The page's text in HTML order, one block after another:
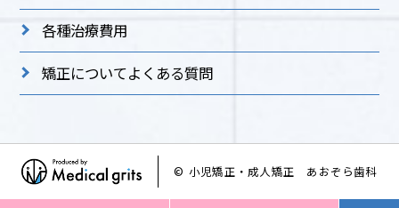
各種治療費用
矯正についてよくある質問
© 小児矯正・成人矯正 あおぞら歯科